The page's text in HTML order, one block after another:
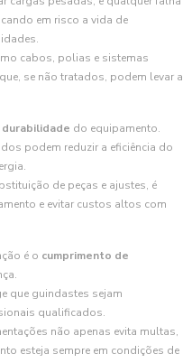
em risco a vida de
cabos, polias e sistemas
se não tratados, podem levar a
durabilidade do equipamento.
podem reduzir a eficiência do
de peças e ajustes, é
e evitar custos altos com
é o cumprimento de
que guindastes sejam
qualificados.
não apenas evita multas,
esteja sempre em condições de